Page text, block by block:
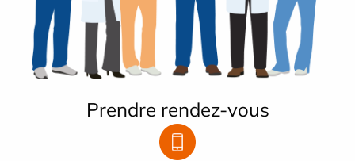
Prendre rendez-vous